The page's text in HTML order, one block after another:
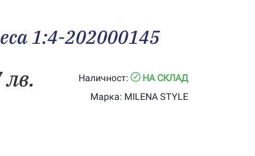
1:4-202000145
Наличност:
НА СКЛАД
Марка: MILENA STYLE